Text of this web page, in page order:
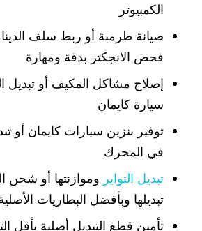
الكمبيوتر
صيانة طرمبة أو ربط سلف
فحص الانجكتر بدقة ومهارة
إصلاح مشاكل المكيف أو تبديل
سيارة كايمان
توفير بنزين سيارات كايمان أو
في المحرك
تبديل التواير وموازنتها أو شحن
تبديلها وبأفضل البطاريات
تأمين قطع التبديل أصلية بأقل